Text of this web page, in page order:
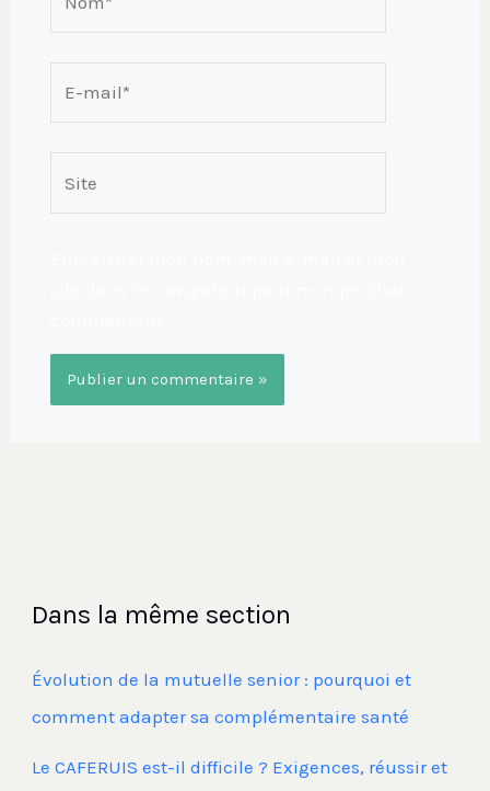
Dans la même section
Évolution de la mutuelle senior : pourquoi et
comment adapter sa complémentaire santé
Le CAFERUIS est-il difficile ? Exigences, réussir et